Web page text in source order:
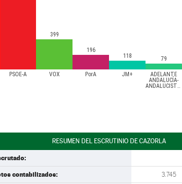
PSOE-A VOX PorA JM+
ADELANTE
ANDALUCÍA-
ANDALUCISTAS
399
196
118
79
RESUMEN DEL ESCRUTINIO DE CAZORLA
contabilizados: 3.745